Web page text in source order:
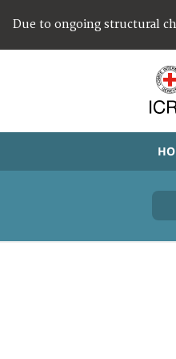
Due to ongoing structural